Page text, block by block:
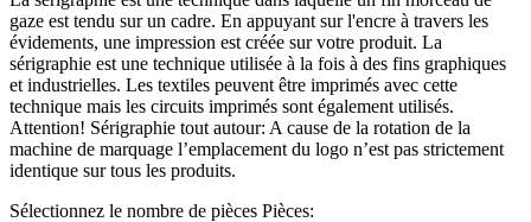
gaze est tendu sur un cadre. En appuyant sur l'encre à travers les
évidements, une impression est créée sur votre produit. La
sérigraphie est une technique utilisée à la fois à des fins graphiques
et industrielles. Les textiles peuvent être imprimés avec cette
technique mais les circuits imprimés sont également utilisés.
Attention! Sérigraphie tout autour: A cause de la rotation de la
machine de marquage l’emplacement du logo n’est pas strictement
identique sur tous les produits.
Sélectionnez le nombre de pièces Pièces: